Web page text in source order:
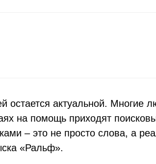
актуальной. Многие
на помощь приходят
– это не просто слова, а
«Ральф».